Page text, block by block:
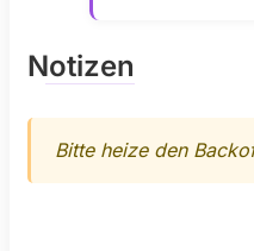
Notizen
Bitte heize den